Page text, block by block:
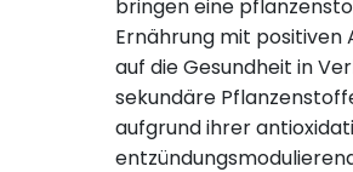
bringen eine
Ernährung mit positiven
auf die Gesundheit in
sekundäre
aufgrund ihrer